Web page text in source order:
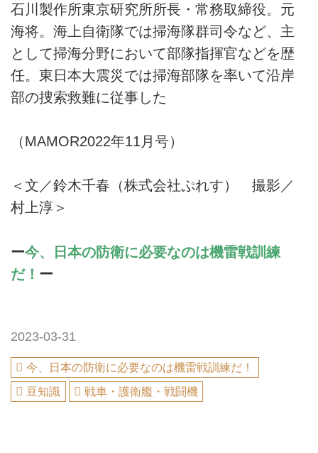
石川製作所東京研究所所長・常務取締役。元
海将。海上自衛隊では掃海隊群司令など、主
として掃海分野において部隊指揮官などを歴
任。東日本大震災では掃海部隊を率いて沿岸
部の捜索救難に従事した
（MAMOR2022年11月号）
＜文／鈴木千春（株式会社ぷれす） 撮影／
村上淳＞
ー今、日本の防衛に必要なのは機雷戦訓練
だ！ ー
2023-03-31
今、日本の防衛に必要なのは機雷戦訓練だ！
豆知識
戦車・護衛艦・戦闘機